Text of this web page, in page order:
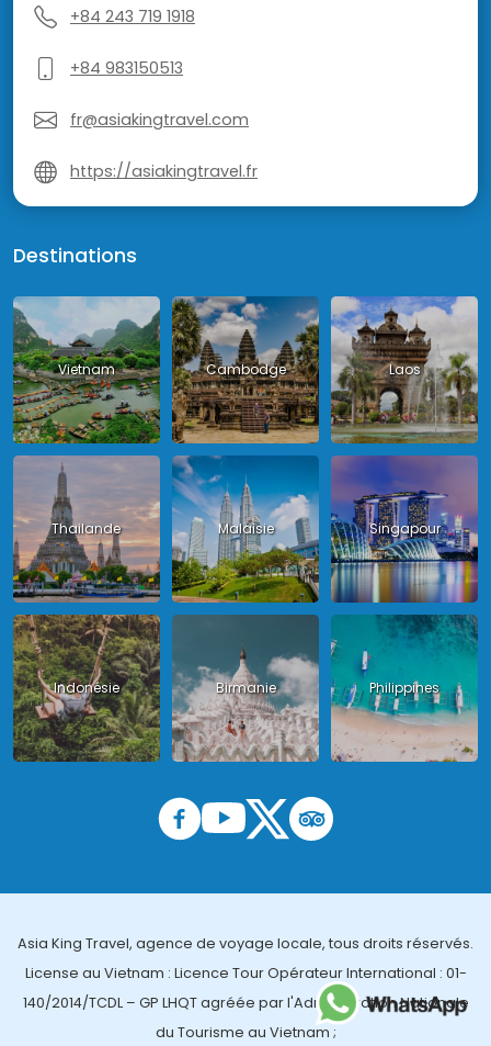
+84 243 719 1918
+84 983150513
fr@asiakingtravel.com
https://asiakingtravel.fr
Destinations
Vietnam Cambodge Laos
Thailande Malaisie Singapour
Indonésie Birmanie Philippines
Asia King Travel, agence de voyage locale, tous droits réservés.
License au Vietnam : Licence Tour Opérateur International : 01-
140/2014/TCDL – GP LHQT agréée par l'Administration Nationale
du Tourisme au Vietnam ;